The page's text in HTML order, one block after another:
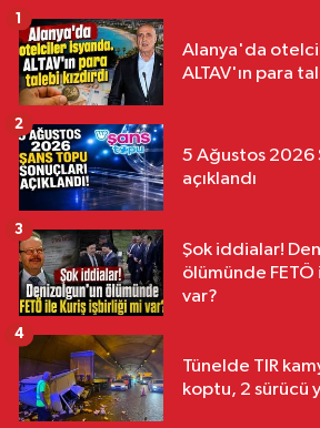
Alanya'da
ALTAV'ın para
1
5 Ağustos 2026
açıklandı
2
Şok iddialar!
ölümünde
var?
3
Tünelde TIR
koptu, 2 sürücü
4